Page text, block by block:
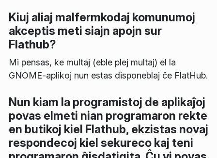
Kiuj aliaj malfermkodaj komunumoj
akceptis meti siajn apojn sur
Flathub?
Mi pensas, ke multaj (eble plej multaj) el la
GNOME-aplikoj nun estas disponeblaj ĉe FlatHub.
Nun kiam la programistoj de aplikaĵoj
povas elmeti nian programaron rekte
en butikoj kiel Flathub, ekzistas novaj
respondecoj kiel sekureco kaj teni